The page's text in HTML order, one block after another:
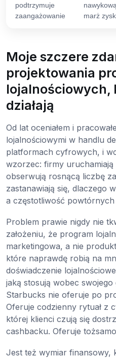
podtrzymuje
zaangażowanie
marż
Moje szczere
projektowania
lojalnościowych,
działają
Od lat oceniałem i
lojalnościowymi w handlu
platformach cyfrowych, i
wzorzec: firmy
obserwują rosnącą liczbę
zastanawiają się, dlaczego
a częstotliwość powtórnych
Problem prawie nigdy nie
założeniu, że program
marketingowa, a nie
które naprawdę robią na
doświadczenie
jaką stosują wobec swojego
Starbucks nie oferuje po
Oferuje codzienny rytuał z
której klienci czują się
cashbacku. Oferuje
Jest też wymiar finansowy,